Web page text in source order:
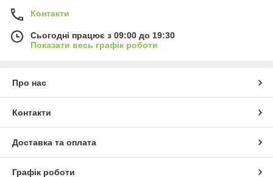
Контакти
Сьогодні працює з 09:00 до 19:30
Показати весь графік роботи
Про нас
Контакти
Доставка та оплата
Графік роботи